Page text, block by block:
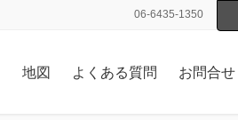
06-6435-1350
地図 よくある質問 お問合せ